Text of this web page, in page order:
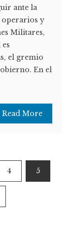
ante la
operarios y
Militares,
el gremio
En el
Read More
4 5